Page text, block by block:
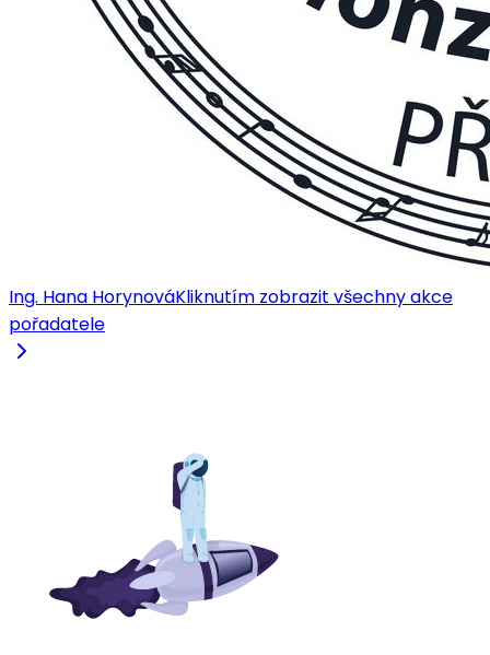
Ing. Hana HorynováKliknutím zobrazit všechny akce
pořadatele